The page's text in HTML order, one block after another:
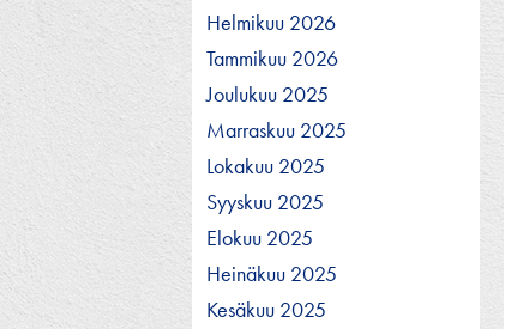
Helmikuu 2026
Tammikuu 2026
Joulukuu 2025
Marraskuu 2025
Lokakuu 2025
Syyskuu 2025
Elokuu 2025
Heinäkuu 2025
Kesäkuu 2025